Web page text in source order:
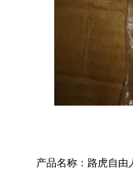
产品名称：路虎自由